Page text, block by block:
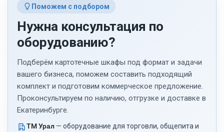
Поможем с подбором
Нужна консультация по
оборудованию?
Подберём картотечные шкафы под формат и задачи
вашего бизнеса, поможем составить подходящий
комплект и подготовим коммерческое предложение.
Проконсультируем по наличию, отгрузке и доставке в
Екатеринбурге.
ТМ Урал — оборудование для торговли, общепита и